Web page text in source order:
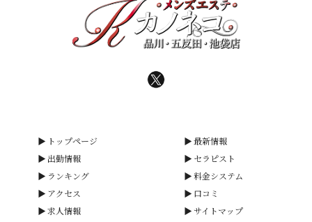
トップページ
最新情報
出勤情報
セラピスト
ランキング
料金システム
アクセス
口コミ
求人情報
サイトマップ